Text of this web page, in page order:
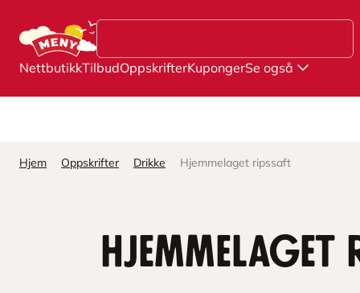
NettbutikkTilbudOppskrifterKupongerSe også
Hjem Oppskrifter Drikke Hjemmelaget ripssaft